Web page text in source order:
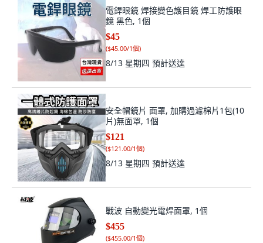
電銲眼鏡 焊接變色護目鏡 焊工防護眼
鏡 黑色, 1個
$45
($45.00/1個)
8/13 星期四 預計送達
安全帽鏡片 面罩, 加購過濾棉片1包(10
片)無面罩, 1個
$121
($121.00/1個)
8/13 星期四 預計送達
戰波 自動變光電焊面罩, 1個
$455
($455.00/1個)